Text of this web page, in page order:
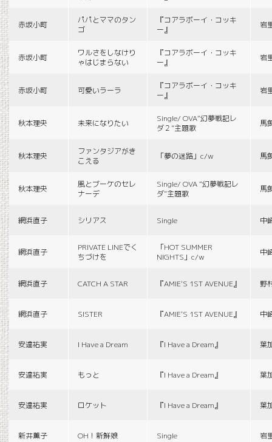
赤坂小町
パパとママのタン
ゴ
『コアラボーイ・コッキ
ー』
岩
赤坂小町
ワルさをしなけり
ゃはじまらない
『コアラボーイ・コッキ
ー』
岩
赤坂小町 可愛いラーラ
『コアラボーイ・コッキ
ー』
岩
秋本理央 未来になりたい
Single/ OVA“幻夢戦記レ
ダ２”主題歌
馬
秋本理央
ファンタジアがき
こえる
「夢の迷路」c/w 馬
秋本理央
風とブーケのセレ
ナーデ
Single/ OVA “幻夢戦記レ
ダ”主題歌
馬
網浜直子 シリアス Single 中
網浜直子
PRIVATE LINEでく
ちづけを
「HOT SUMMER
NIGHTS」c/w
中
網浜直子 CATCH A STAR 『AMIE'S 1ST AVENUE』 野
網浜直子 SISTER 『AMIE'S 1ST AVENUE』 中
安達祐実 I Have a Dream 『I Have a Dream』 葉
安達祐実 もっと 『I Have a Dream』 葉
安達祐実 ロケット 『I Have a Dream』 葉
新井薫子 OH！新鮮娘 Single 岩